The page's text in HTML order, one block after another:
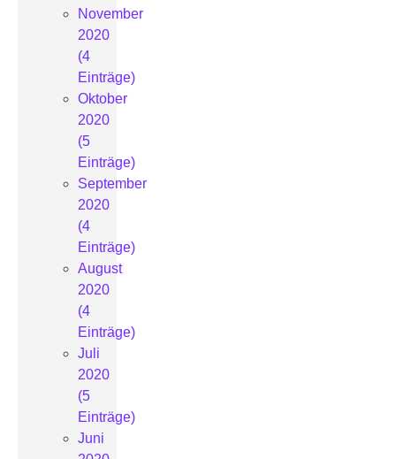
November
2020
(4
Einträge)
Oktober
2020
(5
Einträge)
September
2020
(4
Einträge)
August
2020
(4
Einträge)
Juli
2020
(5
Einträge)
Juni